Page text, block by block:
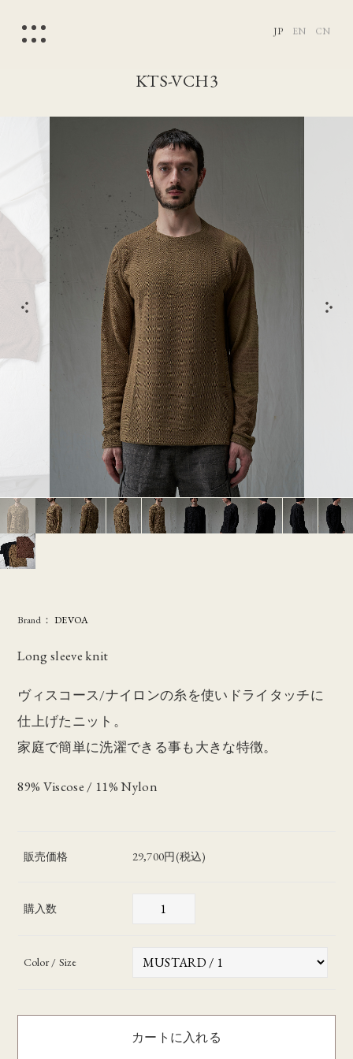
JP EN CN
KTS-VCH3
Brand：DEVOA
Long sleeve knit
ヴィスコース/ナイロンの糸を使いドライタッチに
仕上げたニット。
家庭で簡単に洗濯できる事も大きな特徴。
89% Viscose / 11% Nylon
販売価格 29,700円(税込)
購入数
Color / Size